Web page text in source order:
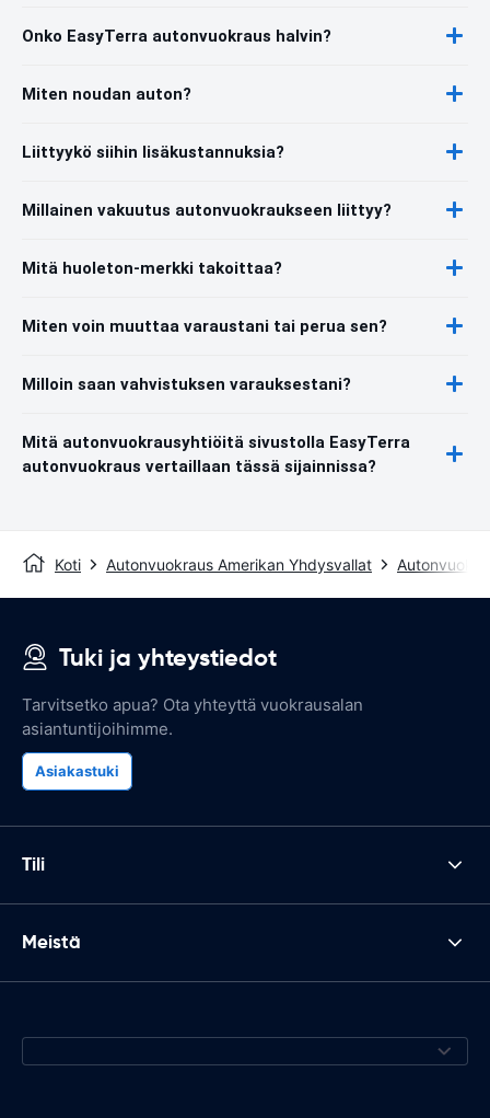
Onko EasyTerra autonvuokraus halvin?
Miten noudan auton?
Liittyykö siihin lisäkustannuksia?
Millainen vakuutus autonvuokraukseen liittyy?
Mitä huoleton-merkki takoittaa?
Miten voin muuttaa varaustani tai perua sen?
Milloin saan vahvistuksen varauksestani?
Mitä autonvuokrausyhtiöitä sivustolla EasyTerra
autonvuokraus vertaillaan tässä sijainnissa?
Koti Autonvuokraus Amerikan Yhdysvallat
Tuki ja yhteystiedot
Tarvitsetko apua? Ota yhteyttä vuokrausalan
asiantuntijoihimme.
Asiakastuki
Tili
Meistä